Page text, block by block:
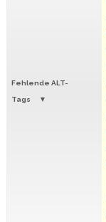
Fehlende ALT-
Tags